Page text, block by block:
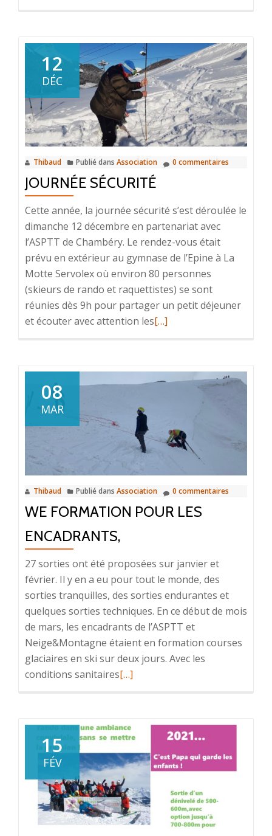
route,
là-
haut
12
DÉC
Thibaud Publié dans Association 0 commentaires
JOURNÉE SÉCURITÉ
Cette année, la journée sécurité s’est déroulée le
dimanche 12 décembre en partenariat avec
l’ASPTT de Chambéry. Le rendez-vous était
prévu en extérieur au gymnase de l’Epine à La
Motte Servolex où environ 80 personnes
(skieurs de rando et raquettistes) se sont
réunies dès 9h pour partager un petit déjeuner
et écouter avec attention lesEn
surJournée
sécurité
[…]
08
MAR
Thibaud Publié dans Association 0 commentaires
WE FORMATION POUR LES
ENCADRANTS,
27 sorties ont été proposées sur janvier et
février. Il y en a eu pour tout le monde, des
sorties tranquilles, des sorties endurantes et
quelques sorties techniques. En ce début de mois
de mars, les encadrants de l’ASPTT et
Neige&Montagne étaient en formation courses
glaciaires en ski sur deux jours. Avec les
conditions sanitairesEn
formation
pour
les
encadrants,
[…]
15
FÉV